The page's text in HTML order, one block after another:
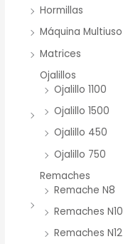
Hormillas
Máquina Multiuso
Matrices
Ojalillos
Ojalillo 1100
Ojalillo 1500
Ojalillo 450
Ojalillo 750
Remaches
Remache N8
Remaches N10
Remaches N12